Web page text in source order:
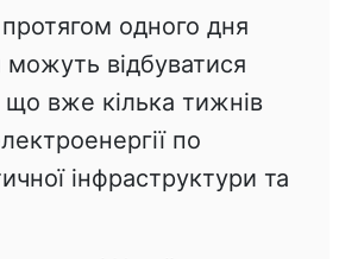
одного дня
відбуватися
що вже кілька тижнів
по
інфраструктури та